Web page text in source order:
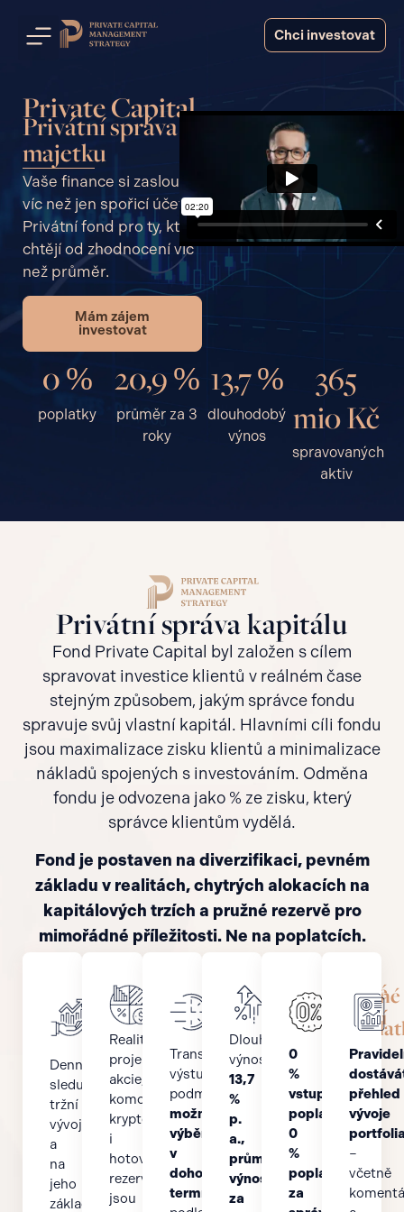
Chci investovat
Private Capital
Privátní správa
majetku
Vaše finance si zaslouží
víc než jen spořicí účet.
Privátní fond pro ty, kteří
chtějí od zhodnocení víc
než průměr.
Mám zájem
investovat
0 %
poplatky
20,9 %
průměr za 3
roky
13,7%
dlouhodobý
výnos
365
mio Kč
spravovaných
aktiv
Privátní správa kapitálu
Fond Private Capital byl založen s cílem
spravovat investice klientů v reálném čase
stejným způsobem, jakým správce fondu
spravuje svůj vlastní kapitál. Hlavními cíli fondu
jsou maximalizace zisku klientů a minimalizace
nákladů spojených s investováním. Odměna
fondu je odvozena jako % ze zisku, který
správce klientům vydělá.
Fond je postaven na diverzifikaci, pevném
základu v realitách, chytrých alokacích na
kapitálových trzích a pružné rezervě pro
mimořádné příležitosti. Ne na poplatcích.
Aktivní
správa
kapitálu
Denně
sleduji
tržní
vývoj
a
na
jeho
základě
Diverzifikace
portfolia
Realitní
projekty,
akcie,
komodity,
kryptoměny
i
hotovostní
rezerva
jsou
Rychlá
likvidita
Transparentní
výstupní
podmínky,
možnost
výběru
v
dohodnutých
termínech
Mimořádné
zhodnocení
Dlouhodobý
výnos
13,7
%
p.
a.,
průměrný
výnos
za
Žádné
0
%
vstupní
poplatky,
0
%
poplatky
za
přehled
vývoje
–
včetně